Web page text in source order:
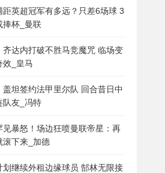
距英超冠军有多远？只差6场球 3
捧杯_曼联
齐达内打破不胜马竞魔咒 临场变
效_皇马
盖坦签约法甲里尔队 回合昔日中
队友_冯特
见暴怒！场边狂喷曼联帝星：再
滚下来_加德
划继续外租边缘球员 郜林无限接